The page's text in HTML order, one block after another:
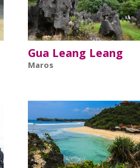
Gua Leang Leang
Maros